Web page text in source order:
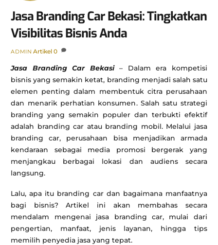
Jasa Branding Car Bekasi: Tingkatkan
Visibilitas Bisnis Anda
ADMIN Artikel 0
Jasa Branding Car Bekasi– Dalam era kompetisi
bisnis yang semakin ketat, branding menjadi salah satu
elemen penting dalam membentuk citra perusahaan
dan menarik perhatian konsumen. Salah satu strategi
branding yang semakin populer dan terbukti efektif
adalah branding car atau branding mobil. Melalui jasa
branding car, perusahaan bisa menjadikan armada
kendaraan sebagai media promosi bergerak yang
menjangkau berbagai lokasi dan audiens secara
langsung.
Lalu, apa itu branding car dan bagaimana manfaatnya
bagi bisnis? Artikel ini akan membahas secara
mendalam mengenai jasa branding car, mulai dari
pengertian, manfaat, jenis layanan, hingga tips
memilih penyedia jasa yang tepat.